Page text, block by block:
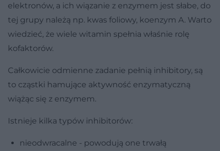
elektronów, a ich wiązanie z enzymem jest słabe, do
tej grupy należą np. kwas foliowy, koenzym A. Warto
wiedzieć, że wiele witamin spełnia właśnie rolę
kofaktorów.
Całkowicie odmienne zadanie pełnią inhibitory, są
to cząstki hamujące aktywność enzymatyczną
wiążąc się z enzymem.
Istnieje kilka typów inhibitorów:
nieodwracalne - powodują one trwałą